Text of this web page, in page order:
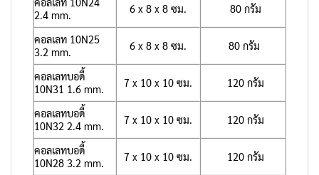
2.4 mm.
6 x 8 x 8 ซม. 80 กรัม
คอลเลท 10N25
3.2 mm.
6 x 8 x 8 ซม. 80 กรัม
คอลเลทบอดี้
10N31 1.6 mm.
7 x 10 x 10 ซม. 120 กรัม
คอลเลทบอดี้
10N32 2.4 mm.
7 x 10 x 10 ซม. 120 กรัม
คอลเลทบอดี้
10N28 3.2 mm.
7 x 10 x 10 ซม. 120 กรัม